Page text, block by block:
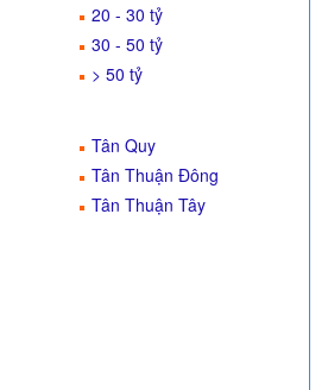
20 - 30 tỷ
30 - 50 tỷ
> 50 tỷ
Tân Quy
Tân Thuận Đông
Tân Thuận Tây